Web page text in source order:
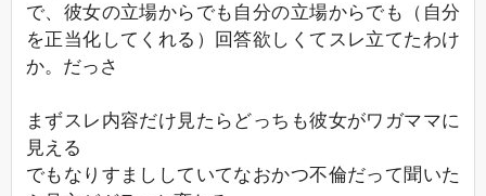
で、彼女の立場からでも自分の立場からでも（自分
を正当化してくれる）回答欲しくてスレ立てたわけ
か。だっさ
まずスレ内容だけ見たらどっちも彼女がワガママに
見える
でもなりすまししていてなおかつ不倫だって聞いた